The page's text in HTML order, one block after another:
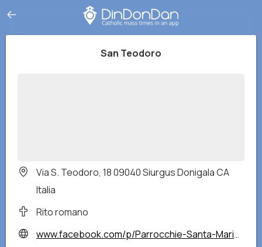
San Teodoro
Via S. Teodoro, 18 09040 Siurgus Donigala CA
Italia
Rito romano
www.facebook.com/p/Parrocchie-Santa-Maria-e-San-Teodoro-Siurgus-Donigala-100043111851007/?locale=it_IT